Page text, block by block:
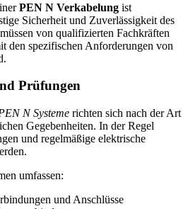
PEN N Verkabelung ist
Sicherheit und Zuverlässigkeit des
von qualifizierten Fachkräften
den spezifischen Anforderungen von
Prüfungen
N Systeme richten sich nach der Art
Gegebenheiten. In der Regel
und regelmäßige elektrische
umfassen:
und Anschlüsse